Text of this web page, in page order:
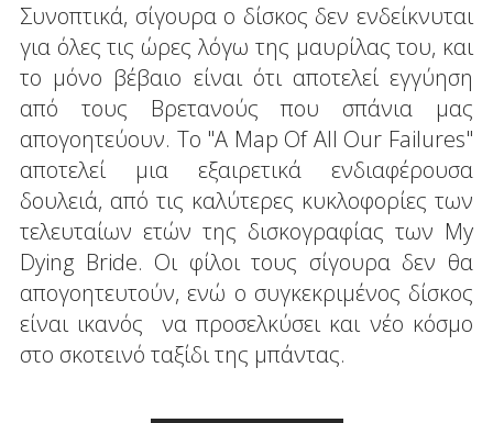
Συνοπτικά, σίγουρα ο δίσκος δεν ενδείκνυται
για όλες τις ώρες λόγω της μαυρίλας του, και
το μόνο βέβαιο είναι ότι αποτελεί εγγύηση
από τους Βρετανούς που σπάνια μας
απογοητεύουν. Το "A Map Of All Our Failures"
αποτελεί μια εξαιρετικά ενδιαφέρουσα
δουλειά, από τις καλύτερες κυκλοφορίες των
τελευταίων ετών της δισκογραφίας των My
Dying Bride. Οι φίλοι τους σίγουρα δεν θα
απογοητευτούν, ενώ ο συγκεκριμένος δίσκος
είναι ικανός να προσελκύσει και νέο κόσμο
στο σκοτεινό ταξίδι της μπάντας.